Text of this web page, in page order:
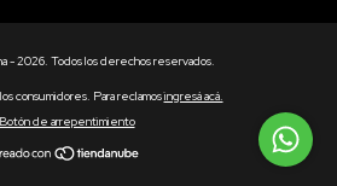
- 2026. Todos los derechos reservados.
consumidores. Para reclamosingresá acá.
Botón de arrepentimiento